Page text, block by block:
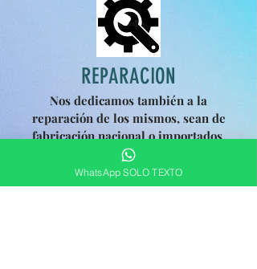
REPARACION
Nos dedicamos también a la
reparaciónde los mismos, sean de
fabricaciónnacional o importados.
Rapidez y responsabilidad de nuestro
servicio nos ha proporcionado la
confianza de las grandes empresas que
WhatsApp SOLO TEXTO